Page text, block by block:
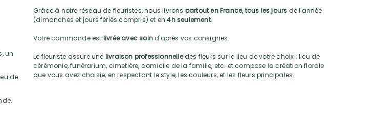
un
de
Grâce à notre réseau de fleuristes, nous livrons partout en France, tous les jours de l'année
(dimanches et jours fériés compris) et en4h seulement.
Votre commande est livrée avec soind'après vos consignes.
Le fleuriste assure une livraison professionnelledes fleurs sur le lieu de votre choix : lieu de
cérémonie, funérarium, cimetière, domicile de la famille, etc. et compose la création florale
que vous avez choisie, en respectant le style, les couleurs, et les fleurs principales.